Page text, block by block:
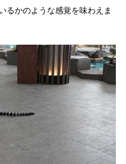
るかのような感覚を味わえま